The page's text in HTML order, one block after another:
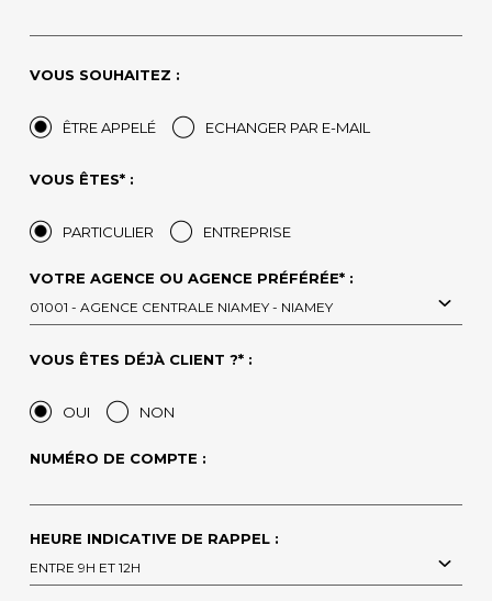
VOUS SOUHAITEZ :
ÊTRE APPELÉ ECHANGER PAR E-MAIL
VOUS ÊTES* :
PARTICULIER ENTREPRISE
VOTRE AGENCE OU AGENCE PRÉFÉRÉE* :
01001 - AGENCE CENTRALE NIAMEY - NIAMEY
VOUS ÊTES DÉJÀ CLIENT ?* :
OUI NON
NUMÉRO DE COMPTE :
HEURE INDICATIVE DE RAPPEL :
ENTRE 9H ET 12H